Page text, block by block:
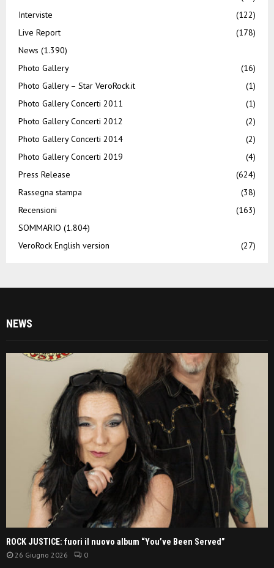
Interviste
(122)
Live Report
(178)
News (1.390)
Photo Gallery
(16)
Photo Gallery – Star VeroRock.it
(1)
Photo Gallery Concerti 2011
(1)
Photo Gallery Concerti 2012
(2)
Photo Gallery Concerti 2014
(2)
Photo Gallery Concerti 2019
(4)
Press Release
(624)
Rassegna stampa
(38)
Recensioni
(163)
SOMMARIO (1.804)
VeroRock English version
(27)
NEWS
ROCK JUSTICE: fuori il nuovo album “You’ve Been Served”
26 Giugno 2026 0